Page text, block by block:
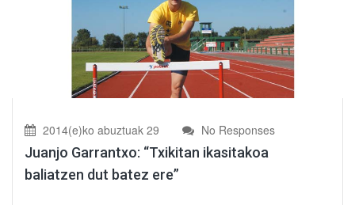
2014(e)ko abuztuak 29 No Responses
Juanjo Garrantxo: “Txikitan ikasitakoa
baliatzen dut batez ere”